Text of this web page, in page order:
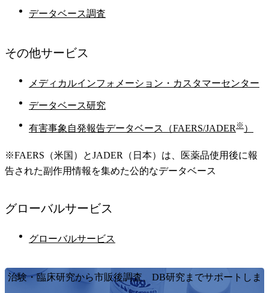
データベース調査
その他サービス
メディカルインフォメーション・カスタマーセンター
データベース研究
有害事象自発報告データベース（FAERS/JADER ※ ）
※FAERS（米国）とJADER（日本）は、医薬品使用後に報
告された副作用情報を集めた公的なデータベース
グローバルサービス
グローバルサービス
治験・臨床研究から市販後調査、DB研究までサポートしま